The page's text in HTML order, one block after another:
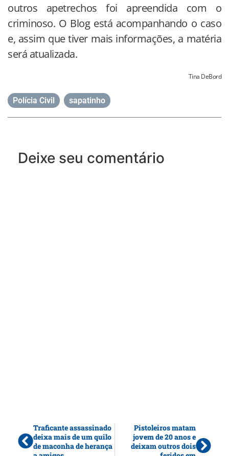
outros apetrechos foi apreendida com o
criminoso. O Blog está acompanhando o caso
e, assim que tiver mais informações, a matéria
será atualizada.
Tina DeBord
Polícia Civil sapatinho
Deixe seu comentário
Traficante assassinado
deixa mais de um quilo
de maconha de herança
Pistoleiros matam
jovem de 20 anos e
deixam outros dois